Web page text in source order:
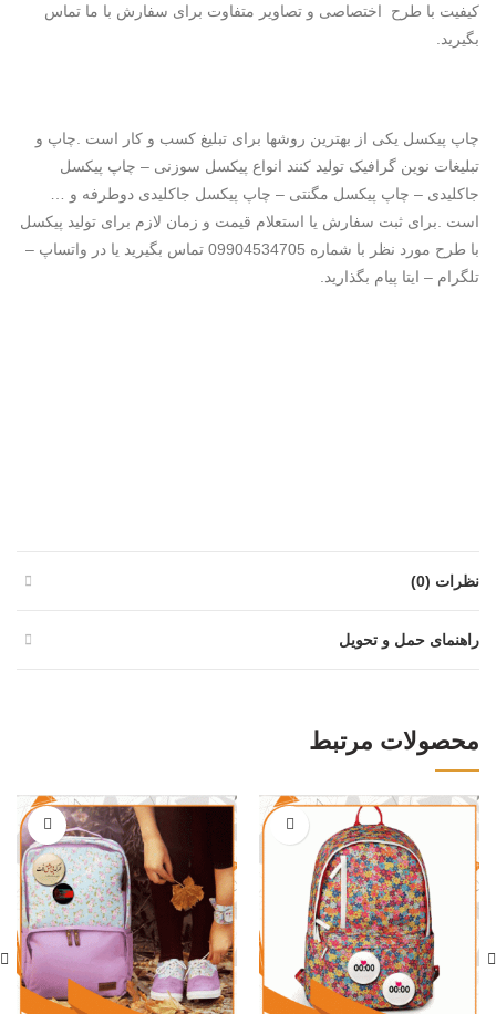
کیفیت با طرح اختصاصی و تصاویر متفاوت برای سفارش با ما تماس
بگیرید.
چاپ پیکسل یکی از بهترین روشها برای تبلیغ کسب و کار است .چاپ و
تبلیغات نوین گرافیک تولید کنند انواع پیکسل سوزنی – چاپ پیکسل
جاکلیدی – چاپ پیکسل مگنتی – چاپ پیکسل جاکلیدی دوطرفه و …
است .برای ثبت سفارش یا استعلام قیمت و زمان لازم برای تولید پیکسل
با طرح مورد نظر با شماره 09904534705 تماس بگیرید یا در واتساپ –
تلگرام – ایتا پیام بگذارید.
نظرات (0)
راهنمای حمل و تحویل
محصولات مرتبط